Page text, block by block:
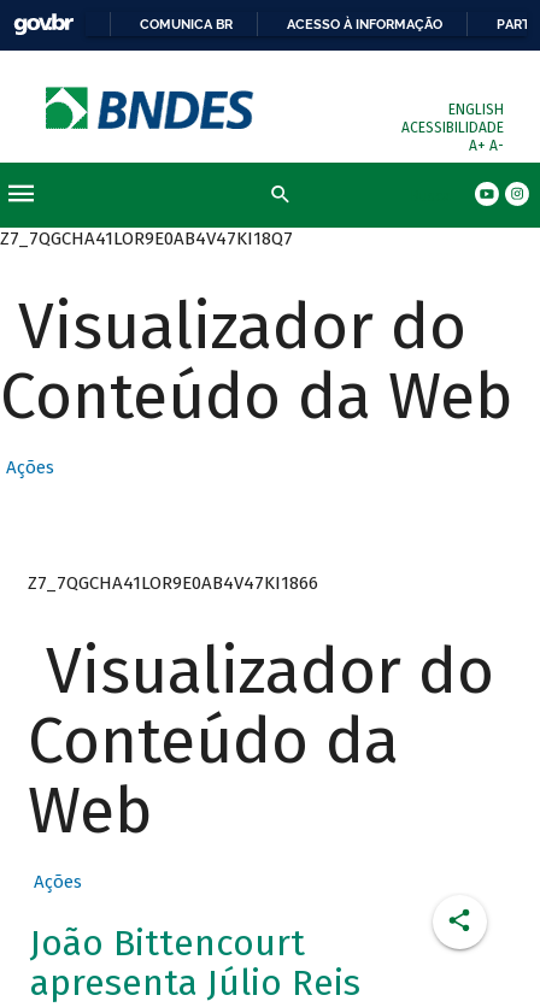
COMUNICA BR ACESSO À INFORMAÇÃO
ENGLISH
ACESSIBILIDADE
A+ A-
Z7_7QGCHA41LOR9E0AB4V47KI18Q7
Visualizador do
Conteúdo da Web
Ações
Z7_7QGCHA41LOR9E0AB4V47KI1866
Visualizador do
Conteúdo da
Web
Ações
João Bittencourt
apresenta Júlio Reis